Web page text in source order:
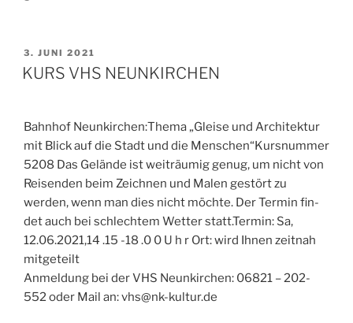
VERÖFFENTLICHT
AM
3. JUNI 2021
KURS VHS NEUNKIRCHEN
Bahnhof Neunkirchen:Thema „Gleise und Architektur
mit Blick auf die Stadt und die Menschen“Kursnummer
5208 Das Gelände ist weiträumig genug, um nicht von
Reisenden beim Zeichnen und Malen gestört zu
werden, wenn man dies nicht möchte. Der Termin fin-
det auch bei schlechtem Wetter statt.Termin: Sa,
12.06.2021,14 .15 -18 .0 0 U h r Ort: wird Ihnen zeitnah
mitgeteilt
Anmeldung bei der VHS Neunkirchen: 06821 – 202-
552 oder Mail an: vhs@nk-kultur.de